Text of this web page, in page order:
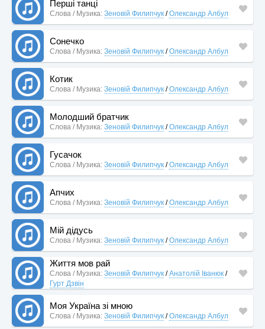
Перші танці
Слова / Музика: Зеновій Филипчук /Олександр Албул
Сонечко
Слова / Музика: Зеновій Филипчук /Олександр Албул
Котик
Слова / Музика: Зеновій Филипчук /Олександр Албул
Молодший братчик
Слова / Музика: Зеновій Филипчук /Олександр Албул
Гусачок
Слова / Музика: Зеновій Филипчук /Олександр Албул
Апчих
Слова / Музика: Зеновій Филипчук /Олександр Албул
Мій дідусь
Слова / Музика: Зеновій Филипчук /Олександр Албул
Життя мов рай
Слова / Музика: Зеновій Филипчук /Анатолій Іванюк /
Гурт Дзвін
Моя Україна зі мною
Слова / Музика: Зеновій Филипчук /Олександр Албул